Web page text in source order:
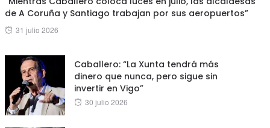
de A Coruña y Santiago trabajan por sus aeropuertos”
Posted
31 julio 2026
Caballero: “La Xunta tendrá más
dinero que nunca, pero sigue sin
invertir en Vigo”
Posted
30 julio 2026